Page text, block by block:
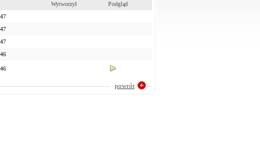
Wytworzył
Podgląd
powrót